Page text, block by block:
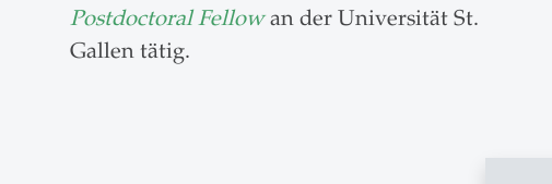
Postdoctoral Fellowan der Universität St.
Gallen tätig.